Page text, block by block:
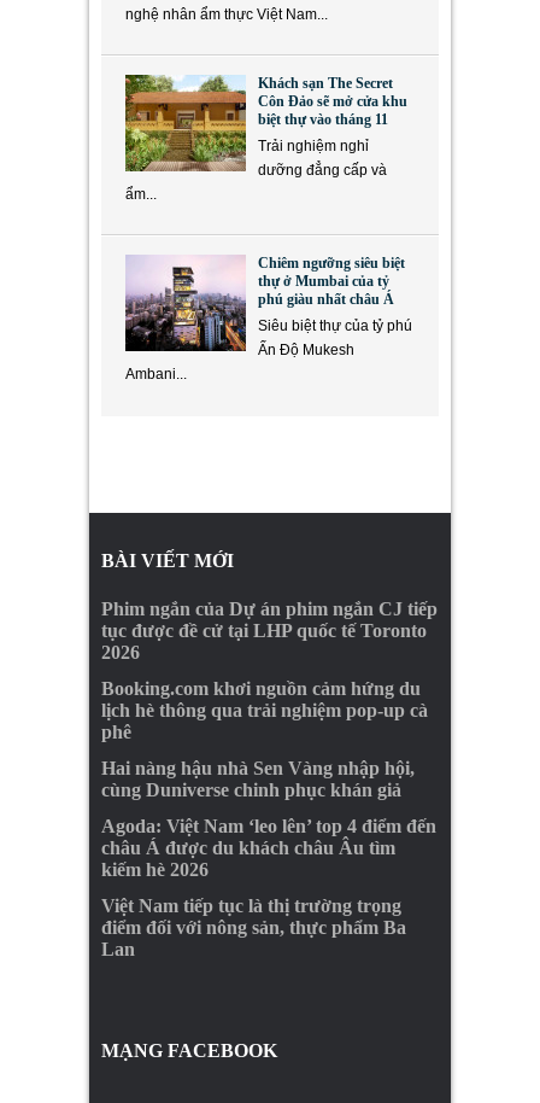
nghệ nhân ẩm thực Việt Nam...
Khách sạn The Secret
Côn Đảo sẽ mở cửa khu
biệt thự vào tháng 11
Trải nghiệm nghỉ
dưỡng đẳng cấp và
ẩm...
Chiêm ngưỡng siêu biệt
thự ở Mumbai của tỷ
phú giàu nhất châu Á
Siêu biệt thự của tỷ phú
Ấn Độ Mukesh
Ambani...
BÀI VIẾT MỚI
Phim ngắn của Dự án phim ngắn CJ tiếp
tục được đề cử tại LHP quốc tế Toronto
2026
Booking.com khơi nguồn cảm hứng du
lịch hè thông qua trải nghiệm pop-up cà
phê
Hai nàng hậu nhà Sen Vàng nhập hội,
cùng Duniverse chinh phục khán giả
Agoda: Việt Nam ‘leo lên’ top 4 điểm đến
châu Á được du khách châu Âu tìm
kiếm hè 2026
Việt Nam tiếp tục là thị trường trọng
điểm đối với nông sản, thực phẩm Ba
Lan
MẠNG FACEBOOK